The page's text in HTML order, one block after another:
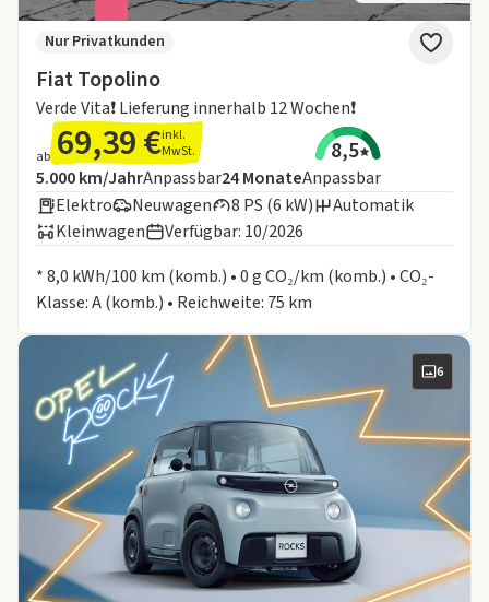
Fiat Topolino
Verde Vita❗️ Lieferung innerhalb 12 Wochen❗️
Nur Privatkunden
ab 69,39 €inkl.
MwSt.
8,5
Angebotsdetails:
Inklusive Laufleistung
5.000 km/JahrAnpassbarLaufzeit
24MonateAnpassbar
Elektro
Neuwagen 8 PS (6 kW)
Automatik
Kleinwagen
Verfügbar: 10/2026
* 8,0 kWh/100 km (komb.) • 0 g CO₂/km (komb.) • CO₂-
Klasse: A (komb.) • Reichweite: 75 km
6